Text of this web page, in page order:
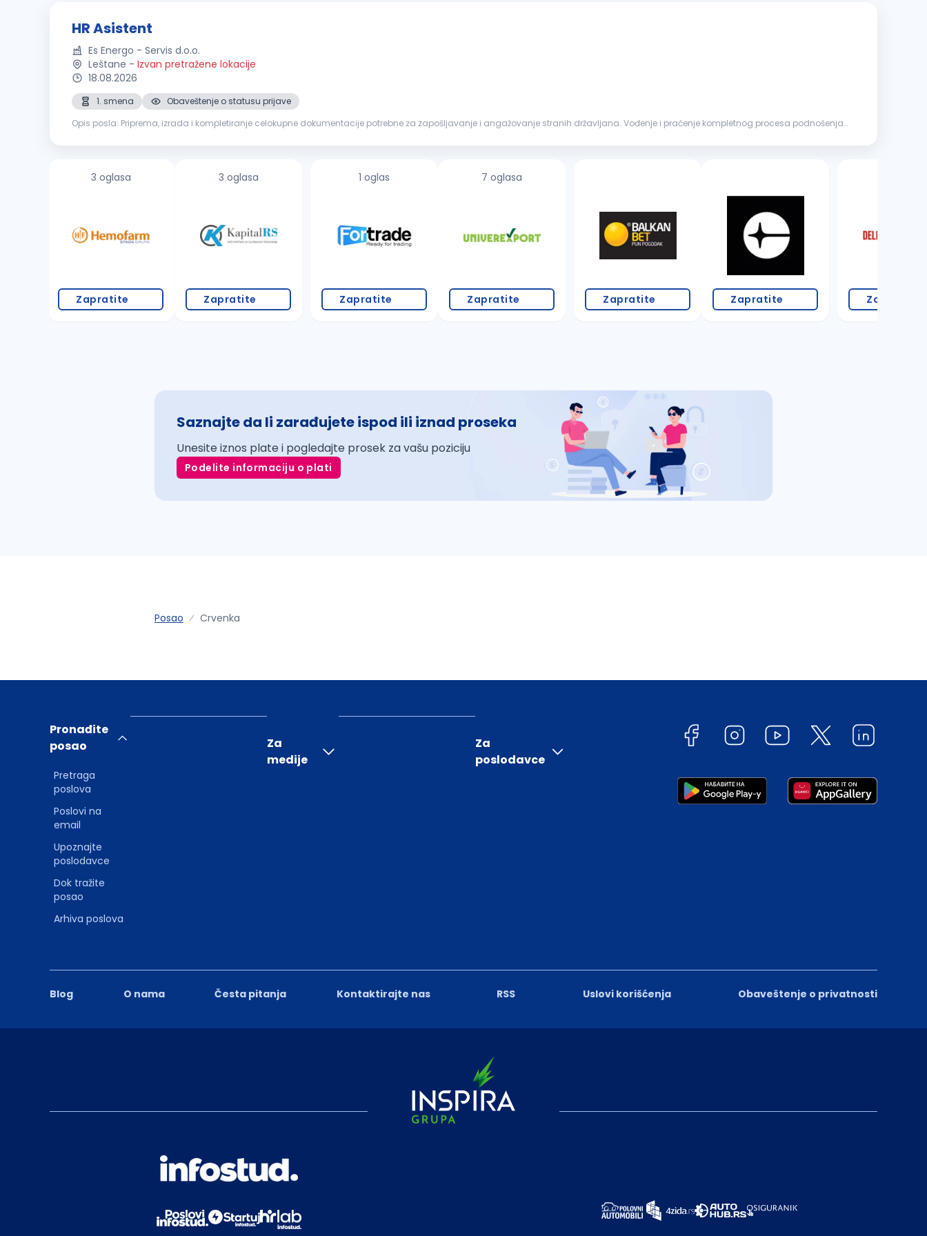
HR Asistent
Es Energo - Servis d.o.o.
Leštane - Izvan pretražene lokacije
18.08.2026
1. smena
Obaveštenje o statusu prijave
Opis posla: Priprema, izrada i kompletiranje celokupne dokumentacije potrebne za zapošljavanje i angažovanje stranih državljana. Vođenje i praćenje kompletnog procesa podnošenja
3 oglasa
Zapratite
3 oglasa
Zapratite
1 oglas
Zapratite
7 oglasa
Zapratite Zapratite Zapratite Zapratite
Saznajte da li zarađujete ispod ili iznad proseka
Unesite iznos plate i pogledajte prosek za vašu poziciju
Podelite informaciju o plati
Posao Crvenka
Blog O nama Česta pitanja Kontaktirajte nas RSS Uslovi korišćenja Obaveštenje o privatnosti
Pronađite
posao
Pretraga
poslova
Poslovi na
email
Upoznajte
poslodavce
Dok tražite
posao
Arhiva poslova
Za
medije
Za
poslodavce